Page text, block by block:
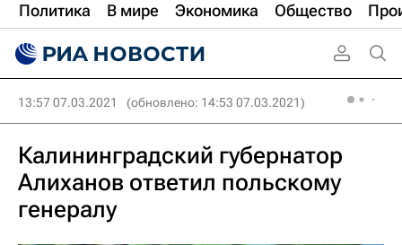
Политика В мире Экономика Общество
13:57 07.03.2021 (обновлено: 14:53 07.03.2021)
Калининградский губернатор
Алиханов ответил польскому
генералу